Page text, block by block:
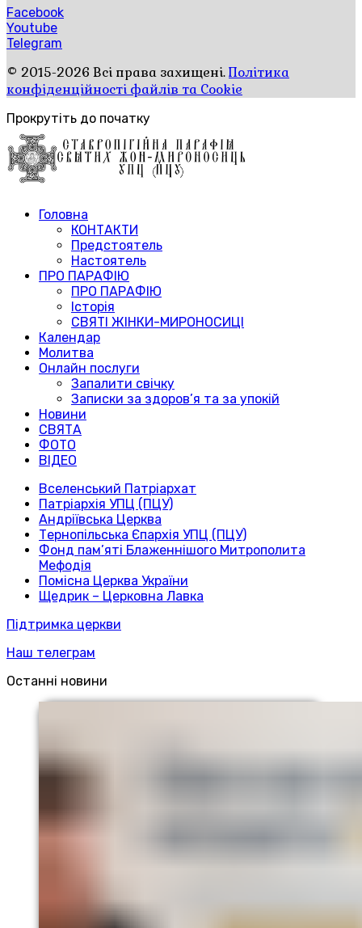
Facebook
Youtube
Telegram
© 2015-2026 Всі права захищені.Політика
конфіденційності файлів та Cookie
Прокрутіть до початку
Головна
КОНТАКТИ
Предстоятель
Настоятель
ПРО ПАРАФІЮ
ПРО ПАРАФІЮ
Історія
СВЯТІ ЖІНКИ-МИРОНОСИЦІ
Календар
Молитва
Онлайн послуги
Запалити свічку
Записки за здоров’я та за упокій
Новини
СВЯТА
ФОТО
ВІДЕО
Вселенський Патріархат
Патріархія УПЦ (ПЦУ)
Андріївська Церква
Тернопільська Єпархія УПЦ (ПЦУ)
Фонд пам’яті Блаженнішого Митрополита
Мефодія
Помісна Церква України
Щедрик – Церковна Лавка
Підтримка церкви
Наш телеграм
Останні новини